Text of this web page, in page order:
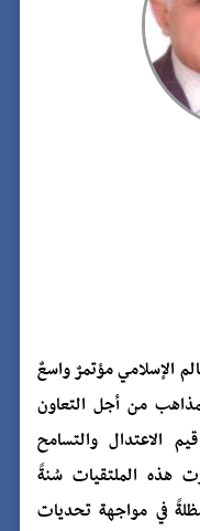
الإسلامي مؤتمرٌ واسعٌ
من أجل التعاون
الاعتدال والتسامح
هذه الملتقيات سُنةً
في مواجهة تحديات